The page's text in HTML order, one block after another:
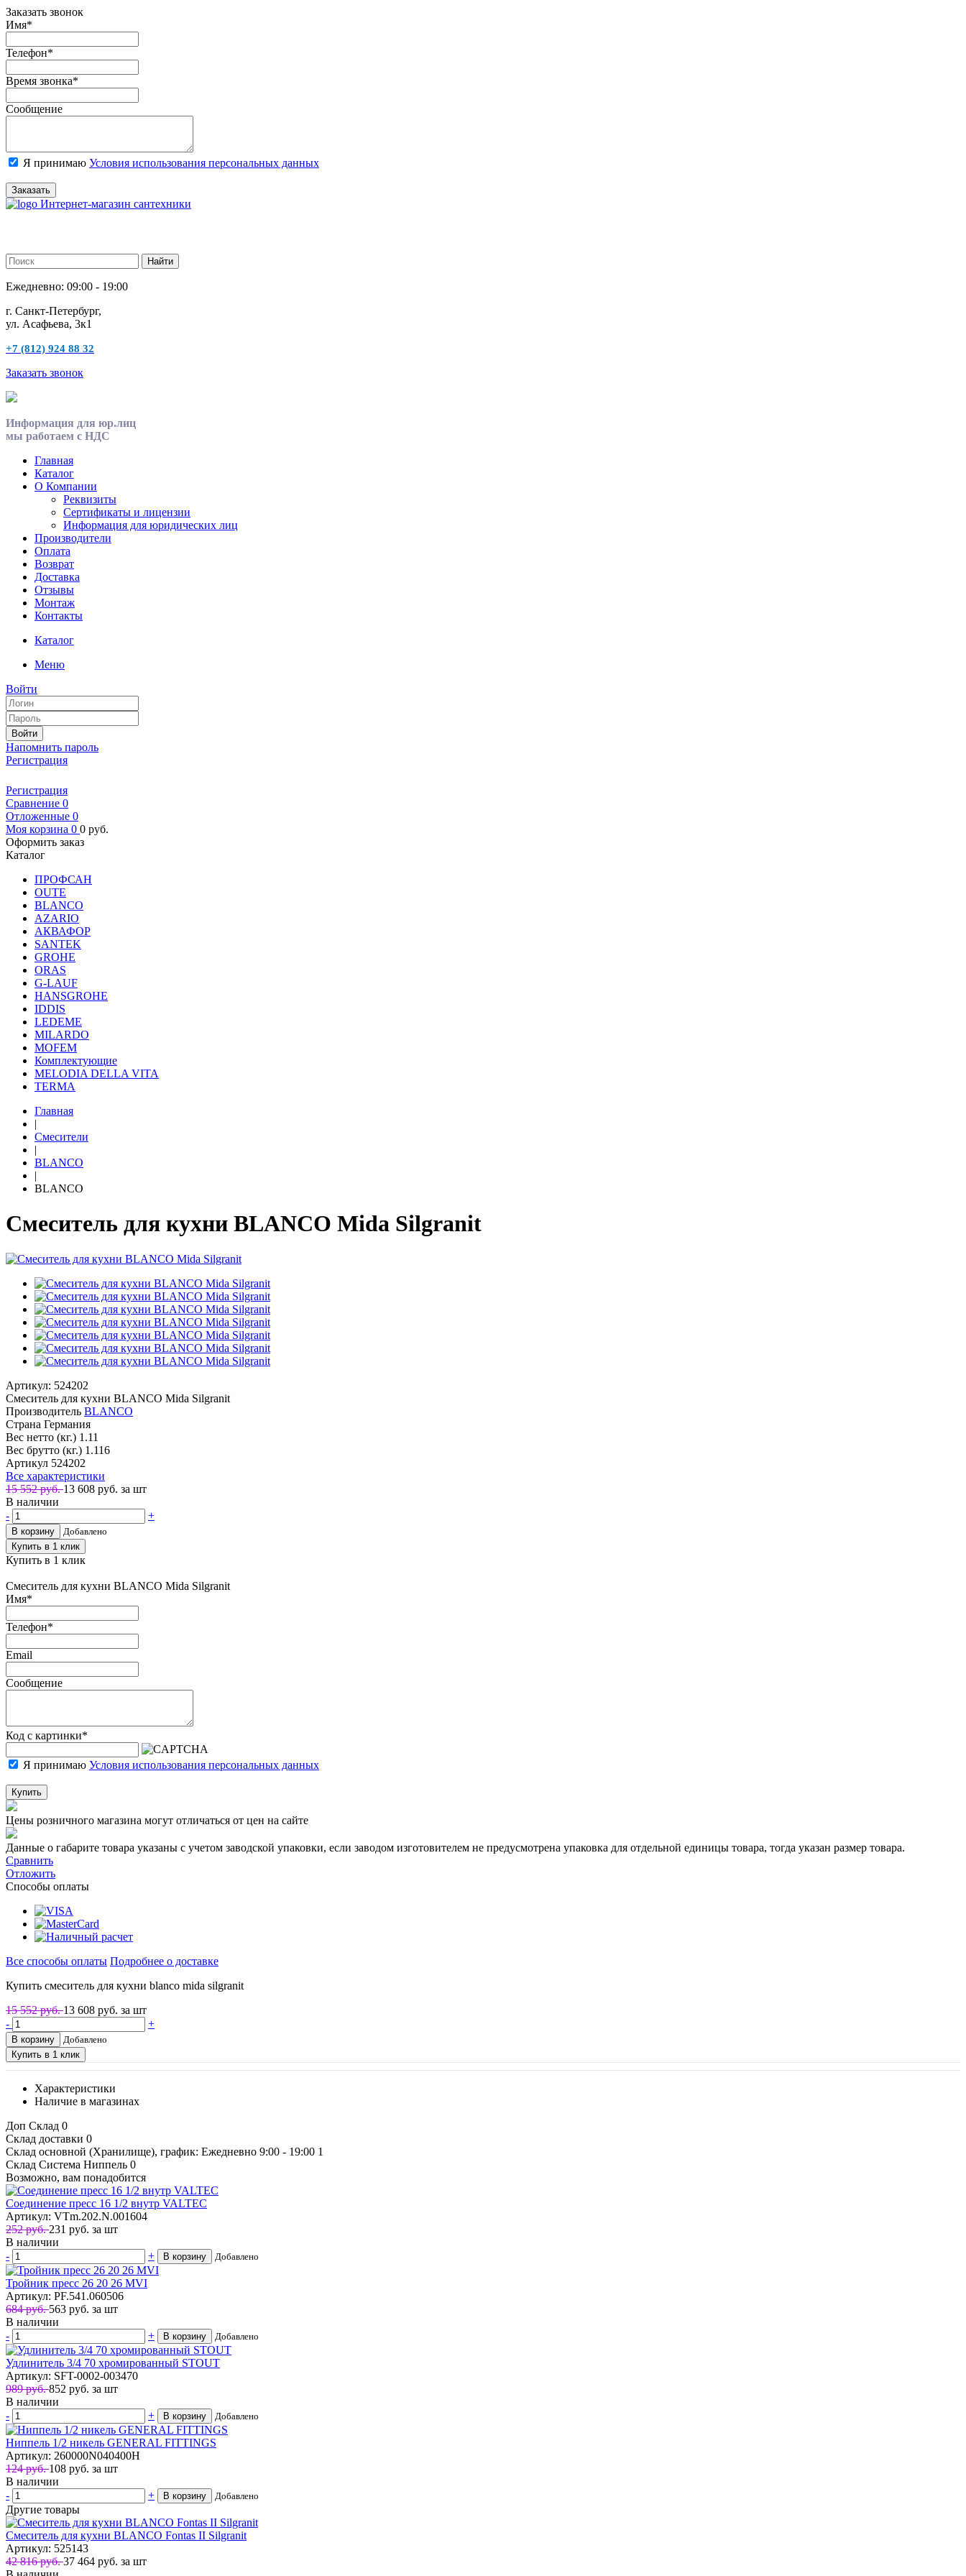
Заказать звонок
Имя*
Телефон*
Время звонка*
Сообщение
Я принимаю Условия использования персональных данных
Заказать
Интернет-магазин сантехники
Ежедневно: 09:00 - 19:00
г. Санкт-Петербург,
ул. Асафьева, 3к1
+7 (812) 924 88 32
Заказать звонок
Информация для юр.лиц
мы работаем с НДС
Главная
Каталог
О Компании
Реквизиты
Сертификаты и лицензии
Информация для юридических лиц
Производители
Оплата
Возврат
Доставка
Отзывы
Монтаж
Контакты
Каталог
Меню
Войти
Войти
Напомнить пароль
Регистрация
Регистрация
Сравнение 0
Отложенные 0
Моя корзина 0 0 руб.
Оформить заказ
Каталог
ПРОФСАН
OUTE
BLANCO
AZARIO
АКВАФОР
SANTEK
GROHE
ORAS
G-LAUF
HANSGROHE
IDDIS
LEDEME
MILARDO
MOFEM
Комплектующие
MELODIA DELLA VITA
TERMA
Главная
|
Смесители
|
BLANCO
|
BLANCO
Смеситель для кухни BLANCO Mida Silgranit
Артикул: 524202
Смеситель для кухни BLANCO Mida Silgranit
Производитель BLANCO
Страна Германия
Вес нетто (кг.) 1.11
Вес брутто (кг.) 1.116
Артикул 524202
Все характеристики
15 552 руб.13 608 руб. за шт
В наличии
-
+
В корзину
Добавлено
Купить в 1 клик
Купить в 1 клик
Смеситель для кухни BLANCO Mida Silgranit
Имя*
Телефон*
Email
Сообщение
Код с картинки*
Я принимаю Условия использования персональных данных
Купить
Цены розничного магазина могут отличаться от цен на сайте
Данные о габарите товара указаны с учетом заводской упаковки, если заводом изготовителем не предусмотрена упаковка для отдельной единицы товара, тогда указан размер товара.
Сравнить
Отложить
Способы оплаты
Все способы оплаты Подробнее о доставке
Купить смеситель для кухни blanco mida silgranit
15 552 руб.13 608 руб. за шт
-
+
В корзину
Добавлено
Купить в 1 клик
Характеристики
Наличие в магазинах
Доп Склад 0
Склад доставки 0
Склад основной (Хранилище), график: Ежедневно 9:00 - 19:00 1
Склад Система Ниппель 0
Возможно, вам понадобится
Соединение пресс 16 1/2 внутр VALTEC
Артикул: VTm.202.N.001604
252 руб.231 руб. за шт
В наличии
-
+ В корзину Добавлено
Тройник пресс 26 20 26 MVI
Артикул: PF.541.060506
684 руб.563 руб. за шт
В наличии
-
+ В корзину Добавлено
Удлинитель 3/4 70 хромированный STOUT
Артикул: SFT-0002-003470
989 руб.852 руб. за шт
В наличии
-
+ В корзину Добавлено
Ниппель 1/2 никель GENERAL FITTINGS
Артикул: 260000N040400H
124 руб.108 руб. за шт
В наличии
-
+ В корзину Добавлено
Другие товары
Смеситель для кухни BLANCO Fontas II Silgranit
Артикул: 525143
42 816 руб.37 464 руб. за шт